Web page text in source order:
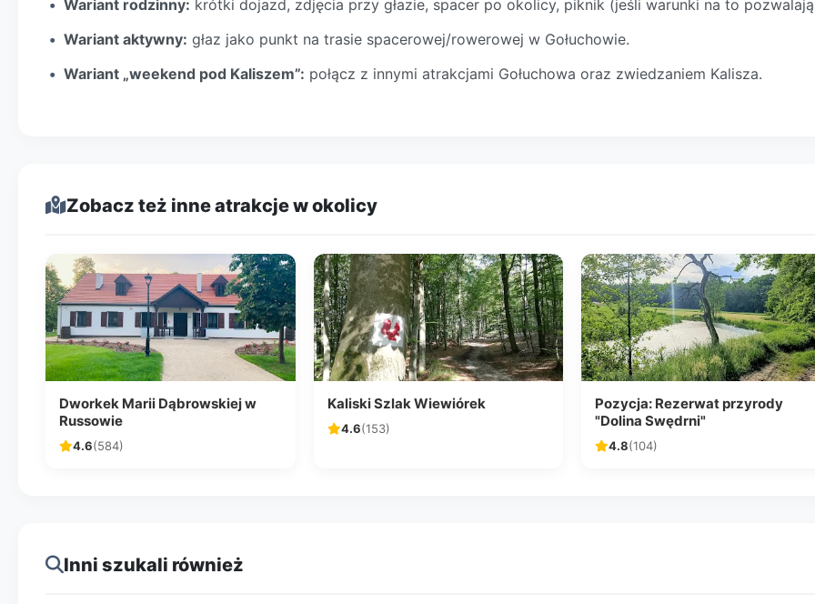
Wariant rodzinny: krótki dojazd, zdjęcia przy głazie, spacer po okolicy, piknik (jeśli warunki na to
Wariant aktywny: głaz jako punkt na trasie spacerowej/rowerowej w Gołuchowie.
Wariant „weekend pod Kaliszem”: połącz z innymi atrakcjami Gołuchowa oraz zwiedzaniem Kalisza.
Zobacz też inne atrakcje w okolicy
Dworkek Marii Dąbrowskiej w
Russowie
4.6(584)
Kaliski Szlak Wiewiórek
4.6(153)
Pozycja: Rezerwat przyrody
"Dolina Swędrni"
4.8(104)
Inni szukali również